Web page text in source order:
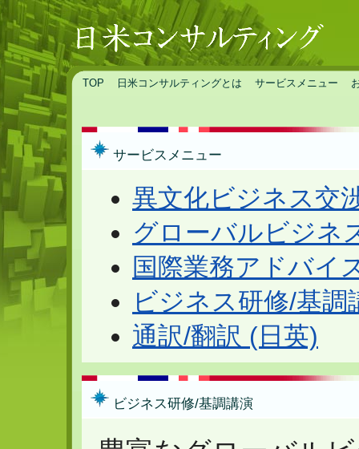
TOP 日米コンサルティングとは サービスメニュー
サービスメニュー
異文化ビジネス交
グローバルビジネ
国際業務アドバイ
ビジネス研修/基調
通訳/翻訳 (日英)
ビジネス研修/基調講演